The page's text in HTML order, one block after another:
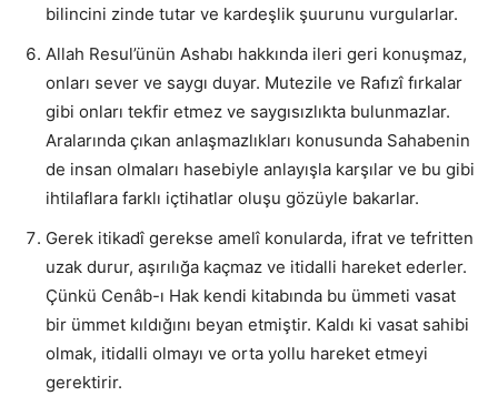
bilincini zinde tutar ve kardeşlik şuurunu vurgularlar.
Allah Resul’ünün Ashabı hakkında ileri geri konuşmaz,
onları sever ve saygı duyar. Mutezile ve Rafızî fırkalar
gibi onları tekfir etmez ve saygısızlıkta bulunmazlar.
Aralarında çıkan anlaşmazlıkları konusunda Sahabenin
de insan olmaları hasebiyle anlayışla karşılar ve bu gibi
ihtilaflara farklı içtihatlar oluşu gözüyle bakarlar.
Gerek itikadî gerekse amelî konularda, ifrat ve tefritten
uzak durur, aşırılığa kaçmaz ve itidalli hareket ederler.
Çünkü Cenâb-ı Hak kendi kitabında bu ümmeti vasat
bir ümmet kıldığını beyan etmiştir. Kaldı ki vasat sahibi
olmak, itidalli olmayı ve orta yollu hareket etmeyi
gerektirir.